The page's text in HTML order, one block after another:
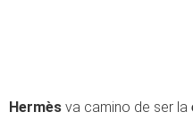
Hermès va camino de ser la